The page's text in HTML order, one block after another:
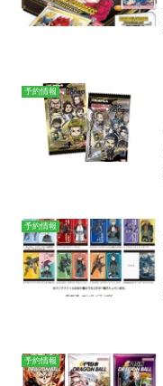
予約情報
予約情報
予約情報